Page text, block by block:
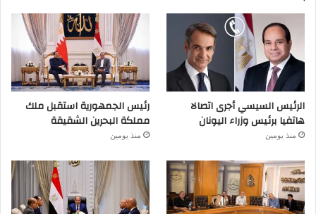
الرئيس السيسي أجرى اتصالا
هاتفيا برئيس وزراء اليونان
منذ يومين
رئيس الجمهورية استقبل ملك
مملكة البحرين الشقيقة
منذ يومين